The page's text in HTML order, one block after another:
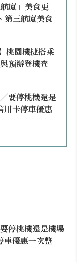
廈」美食更
第三航廈美食
桃園機捷搭乘
預辦登機查
要停桃機還是
用卡停車優惠
停桃機還是機場
車優惠一次整